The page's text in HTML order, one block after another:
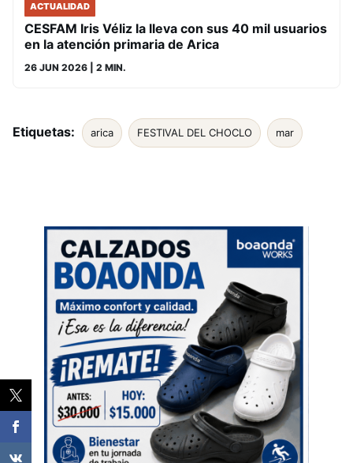
ACTUALIDAD
CESFAM Iris Véliz la lleva con sus 40 mil usuarios
en la atención primaria de Arica
26 JUN 2026 | 2 MIN.
Etiquetas: arica FESTIVAL DEL CHOCLO mar